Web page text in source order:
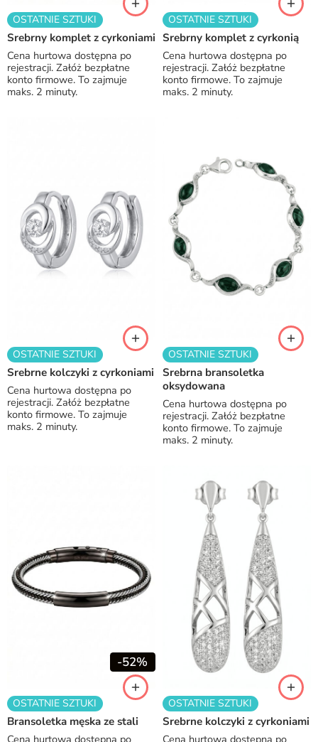
OSTATNIE SZTUKI
Srebrny komplet z cyrkoniami
Cena hurtowa dostępna po
rejestracji. Załóż bezpłatne
konto firmowe. To zajmuje
maks. 2 minuty.
OSTATNIE SZTUKI
Srebrny komplet z cyrkonią
Cena hurtowa dostępna po
rejestracji. Załóż bezpłatne
konto firmowe. To zajmuje
maks. 2 minuty.
OSTATNIE SZTUKI
Srebrne kolczyki z cyrkoniami
Cena hurtowa dostępna po
rejestracji. Załóż bezpłatne
konto firmowe. To zajmuje
maks. 2 minuty.
OSTATNIE SZTUKI
Srebrna bransoletka
oksydowana
Cena hurtowa dostępna po
rejestracji. Załóż bezpłatne
konto firmowe. To zajmuje
maks. 2 minuty.
-52%
OSTATNIE SZTUKI
Bransoletka męska ze stali
Cena hurtowa dostępna po
OSTATNIE SZTUKI
Srebrne kolczyki z cyrkoniami
Cena hurtowa dostępna po